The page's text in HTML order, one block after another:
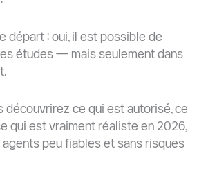
départ : oui, il est possible de
études — mais seulement dans
découvrirez ce qui est autorisé, ce
qui est vraiment réaliste en 2026,
agents peu fiables et sans risques